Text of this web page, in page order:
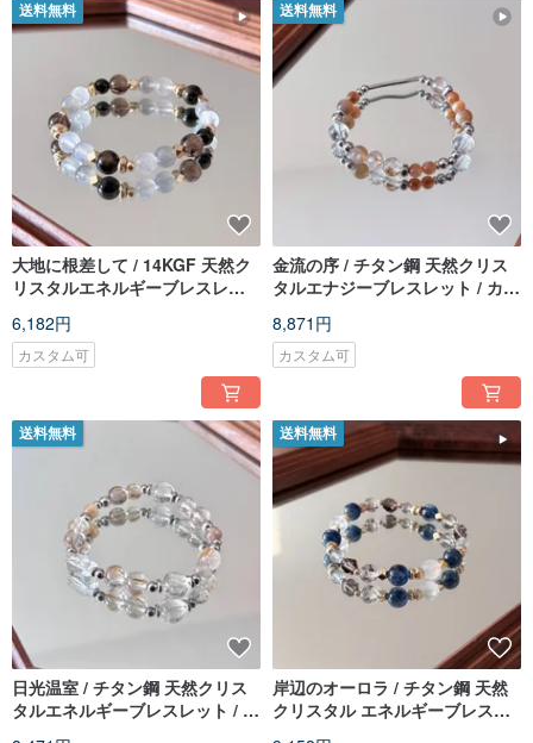
送料無料
大地に根差して / 14KGF 天然ク
リスタルエネルギーブレスレッ
6,182円
カスタム可
送料無料
金流の序 / チタン鋼 天然クリス
タルエナジーブレスレット / カス
8,871円
カスタム可
送料無料
日光温室 / チタン鋼 天然クリス
タルエネルギーブレスレット / オ
送料無料
岸辺のオーロラ / チタン鋼 天然
クリスタル エネルギーブレスレ